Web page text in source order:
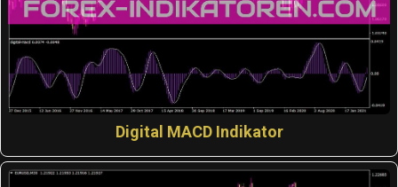
Digital MACD Indikator